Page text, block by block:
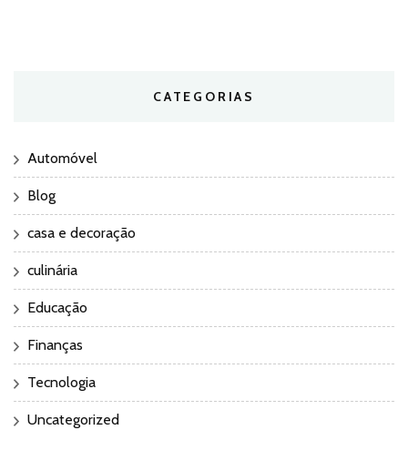
CATEGORIAS
Automóvel
Blog
casa e decoração
culinária
Educação
Finanças
Tecnologia
Uncategorized